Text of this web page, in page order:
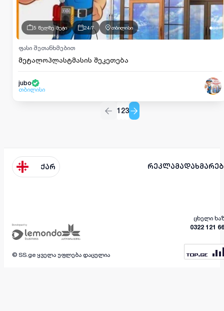
5 წელზე მეტი 24/7 თბილისი
მეტალოპლასტმასის შეკეთება
ფასი შეთანხმებით
jubo
თბილისი
1 23
ქარ რეკლამა
ცხელი
0322 121
© SS.ge ყველა უფლება დაცულია